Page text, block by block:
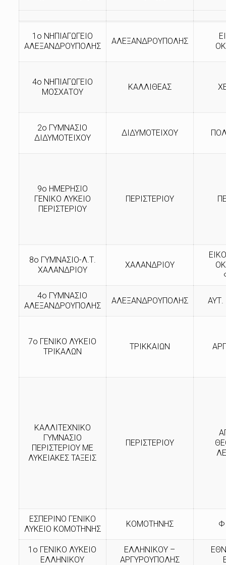
1ο ΝΗΠΙΑΓΩΓΕΙΟ
ΑΛΕΞΑΝΔΡΟΥΠΟΛΗΣ
ΑΛΕΞΑΝΔΡΟΥΠΟΛΗΣ
4ο ΝΗΠΙΑΓΩΓΕΙΟ
ΜΟΣΧΑΤΟΥ
ΚΑΛΛΙΘΕΑΣ
2ο ΓΥΜΝΑΣΙΟ
ΔΙΔΥΜΟΤΕΙΧΟY
ΔΙΔΥΜΟΤΕΙΧΟΥ
9ο ΗΜΕΡΗΣΙΟ
ΓΕΝΙΚΟ ΛΥΚΕΙΟ
ΠΕΡΙΣΤΕΡΙΟΥ
ΠΕΡΙΣΤΕΡΙΟΥ
8ο ΓΥΜΝΑΣΙΟ-Λ.Τ.
ΧΑΛΑΝΔΡΙΟΥ
ΧΑΛΑΝΔΡΙΟΥ
4ο ΓΥΜΝΑΣΙΟ
ΑΛΕΞΑΝΔΡΟΥΠΟΛΗΣ
ΑΛΕΞΑΝΔΡΟΥΠΟΛΗΣ
7ο ΓΕΝΙΚΟ ΛΥΚΕΙΟ
ΤΡΙΚΑΛΩΝ
ΤΡΙΚΚΑΙΩΝ
ΚΑΛΛΙΤΕΧΝΙΚΟ
ΓΥΜΝΑΣΙΟ
ΠΕΡΙΣΤΕΡΙΟΥ ΜΕ
ΛΥΚΕΙΑΚΕΣ ΤΑΞΕΙΣ
ΠΕΡΙΣΤΕΡΙΟΥ
ΕΣΠΕΡΙΝΟ ΓΕΝΙΚΟ
ΛΥΚΕΙΟ ΚΟΜΟΤΗΝΗΣ
ΚΟΜΟΤΗΝΗΣ
1ο ΓΕΝΙΚΟ ΛΥΚΕΙΟ
ΕΛΛΗΝΙΚΟΥ
ΕΛΛΗΝΙΚΟΥ –
ΑΡΓΥΡΟΥΠΟΛΗΣ